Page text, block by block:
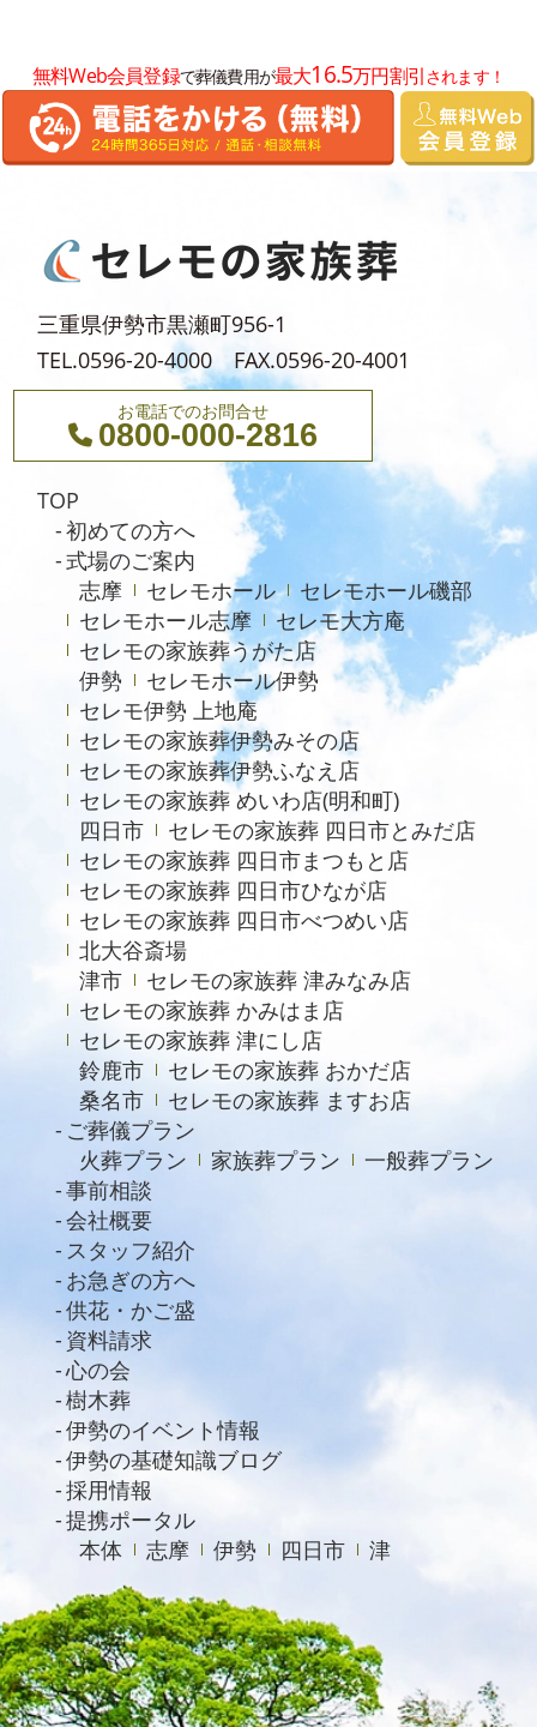
2024年8月
2024年7月
2024年6月
2024年4月
2024年1月
2023年12月
2023年10月
2023年9月
2023年8月
2023年6月
2023年5月
2023年4月
2023年3月
2023年2月
2022年12月
2022年9月
2022年8月
2022年4月
2022年2月
2021年11月
2021年6月
2021年4月
2021年2月
2021年1月
2020年12月
2020年11月
2020年10月
2020年9月
2020年8月
2020年7月
2020年6月
2020年4月
無料Web会員登録で葬儀費用が最大16.5万円割引されます！
三重県伊勢市黒瀬町956-1
TEL.0596-20-4000 FAX.0596-20-4001
お電話でのお問合せ
0800-000-2816
TOP
初めての方へ
式場のご案内
志摩
セレモホール
セレモホール磯部
セレモホール志摩
セレモ大方庵
セレモの家族葬うがた店
伊勢
セレモホール伊勢
セレモ伊勢 上地庵
セレモの家族葬伊勢みその店
セレモの家族葬伊勢ふなえ店
セレモの家族葬 めいわ店(明和町)
四日市
セレモの家族葬 四日市とみだ店
セレモの家族葬 四日市まつもと店
セレモの家族葬 四日市ひなが店
セレモの家族葬 四日市べつめい店
北大谷斎場
津市
セレモの家族葬 津みなみ店
セレモの家族葬 かみはま店
セレモの家族葬 津にし店
鈴鹿市
セレモの家族葬 おかだ店
桑名市
セレモの家族葬 ますお店
ご葬儀プラン
火葬プラン
家族葬プラン
一般葬プラン
事前相談
会社概要
スタッフ紹介
お急ぎの方へ
供花・かご盛
資料請求
心の会
樹木葬
伊勢のイベント情報
伊勢の基礎知識ブログ
採用情報
提携ポータル
本体
志摩 伊勢 四日市 津